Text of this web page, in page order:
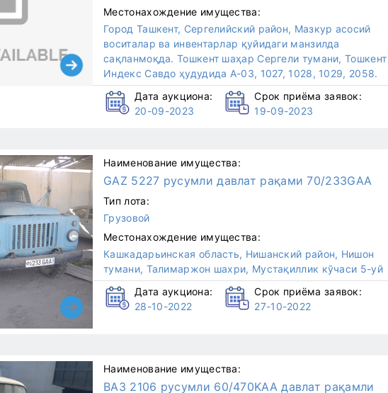
Местонахождение имущества:
Город Ташкент, Сергелийский район, Мазкур асосий
воситалар ва инвентарлар қуйидаги манзилда
сақланмоқда. Тошкент шаҳар Сергели тумани, Тошкент
Индекс Савдо ҳудудида А-03, 1027, 1028, 1029, 2058.
Дата аукциона:
20-09-2023
Срок приёма заявок:
19-09-2023
Наименование имущества:
GAZ 5227 русумли давлат рақами 70/233GAA
Тип лота:
Грузовой
Местонахождение имущества:
Кашкадарьинская область, Нишанский район, Нишон
тумани, Талимаржон шахри, Мустақиллик кўчаси 5-уй
Дата аукциона:
28-10-2022
Срок приёма заявок:
27-10-2022
Наименование имущества:
ВАЗ 2106 русумли 60/470KAA давлат рақамли